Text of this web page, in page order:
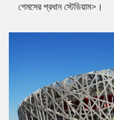
গেমসের প্রধান স্টেডিয়াম>।